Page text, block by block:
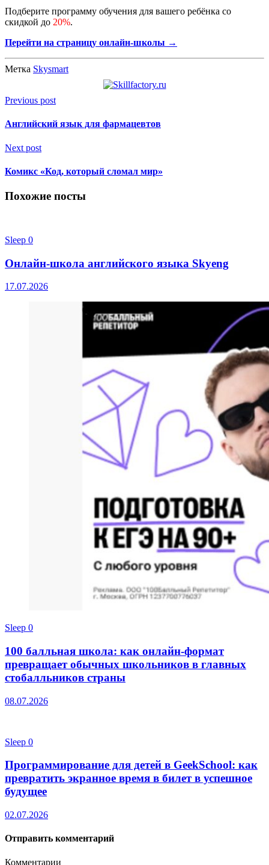
Подберите программу обучения для вашего ребёнка со
скидкой до 20%.
Перейти на страницу онлайн-школы →
Метка Skysmart
Previous post
Английский язык для фармацевтов
Next post
Комикс «Код, который сломал мир»
Похожие посты
Sleep 0
Онлайн-школа английского языка Skyeng
17.07.2026
Sleep 0
100 балльная школа: как онлайн-формат
превращает обычных школьников в главных
стобалльников страны
08.07.2026
Sleep 0
Программирование для детей в GeekSchool: как
превратить экранное время в билет в успешное
будущее
02.07.2026
Отправить комментарий
Комментарии